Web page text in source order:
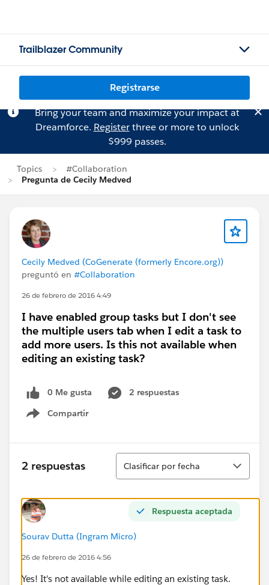
Trailblazer Community
Registrarse
Bring your team and maximize your impact at
Dreamforce. Registerthree or more to unlock
$999 passes.
Topics
#Collaboration
Pregunta de Cecily Medved
Cecily Medved (CoGenerate (formerly Encore.org))
preguntó en #Collaboration
26 de febrero de 2016 4:49
I have enabled group tasks but I don't see
the multiple users tab when I edit a task to
add more users. Is this not available when
editing an existing task?
0 Me gusta
2 respuestas
Compartir
Show menu
2 respuestas
Ordenar
Clasificar por fecha
Respuesta aceptada
Sourav Dutta (Ingram Micro)
26 de febrero de 2016 4:56
Yes! It's not available while editing an existing task.